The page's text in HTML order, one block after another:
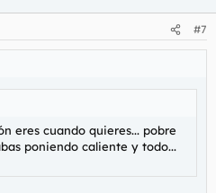
#7
eres cuando quieres... pobre
poniendo caliente y todo...